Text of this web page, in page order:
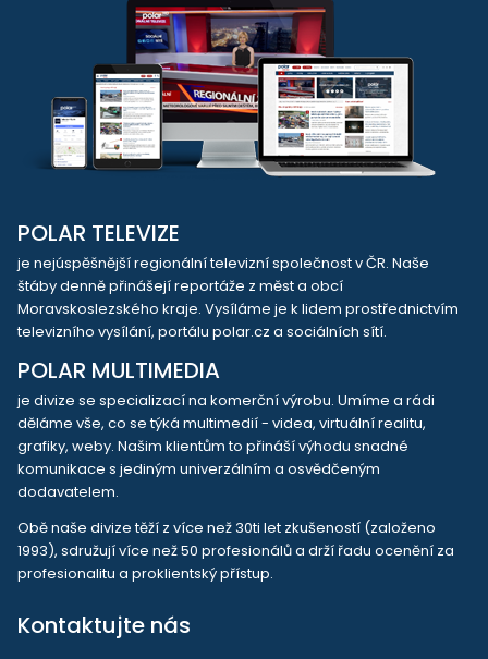
POLAR TELEVIZE
je nejúspěšnější regionální televizní společnost v ČR. Naše
štáby denně přinášejí reportáže z měst a obcí
Moravskoslezského kraje. Vysíláme je k lidem prostřednictvím
televizního vysílání, portálu polar.cz a sociálních sítí.
POLAR MULTIMEDIA
je divize se specializací na komerční výrobu. Umíme a rádi
děláme vše, co se týká multimedií - videa, virtuální realitu,
grafiky, weby. Našim klientům to přináší výhodu snadné
komunikace s jediným univerzálním a osvědčeným
dodavatelem.
Obě naše divize těží z více než 30ti let zkušeností (založeno
1993), sdružují více než 50 profesionálů a drží řadu ocenění za
profesionalitu a proklientský přístup.
Kontaktujte nás